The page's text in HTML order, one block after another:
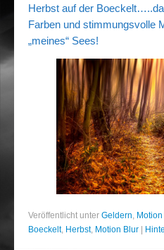
Wettbewerb
Meine Kalender
Mein Shop
Stefan´s EduPortal
Herbst auf der
Farben und stimmungsvolle
„meines“ Sees!
Veröffentlicht unter Geldern,
Boeckelt, Herbst, Motion Blur